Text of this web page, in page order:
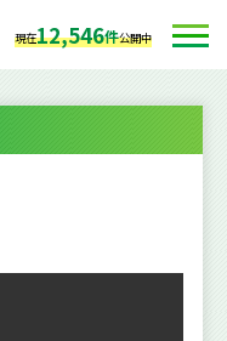
現在12,546件公開中